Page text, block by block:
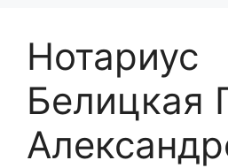
Нотариус
Белицкая